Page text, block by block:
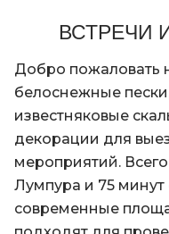
ВСТРЕЧИ
Добро пожаловать
белоснежные
известняковые
декорации для
мероприятий.
Лумпура и 75
современные